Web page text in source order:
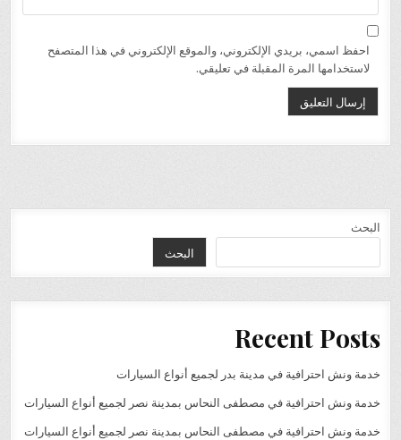
احفظ اسمي، بريدي الإلكتروني، والموقع الإلكتروني في هذا المتصفح
لاستخدامها المرة المقبلة في تعليقي.
البحث
البحث
Recent Posts
خدمة ونش احترافية في مدينة بدر لجميع أنواع السيارات
خدمة ونش احترافية في مصطفى النحاس بمدينة نصر لجميع أنواع السيارات
خدمة ونش احترافية في مصطفى النحاس بمدينة نصر لجميع أنواع السيارات